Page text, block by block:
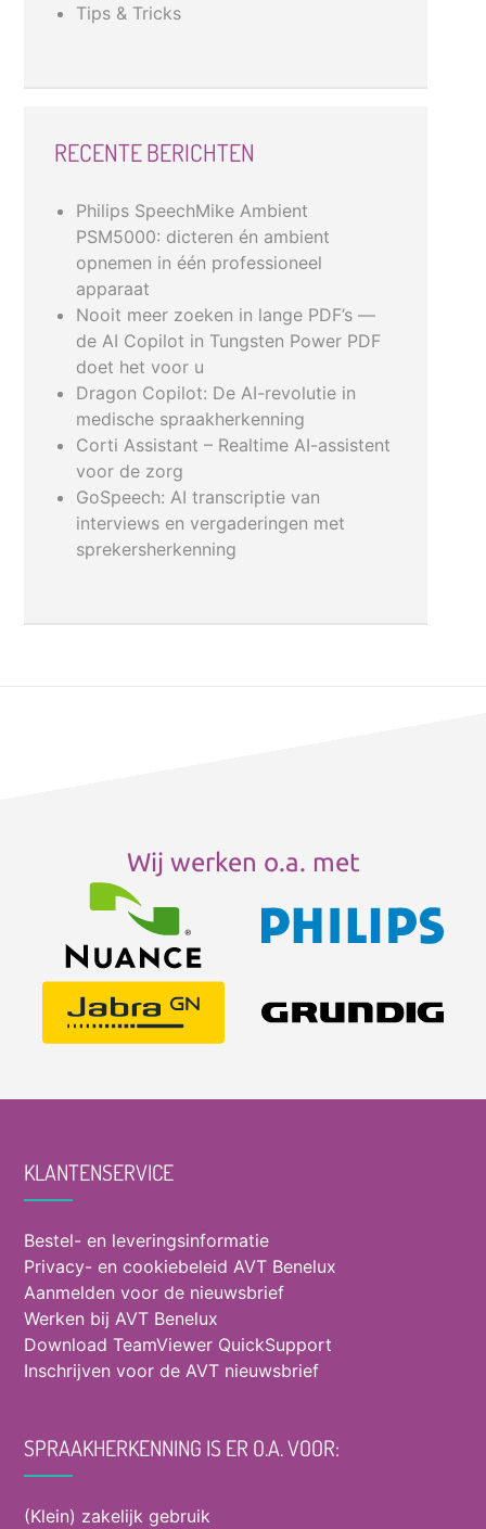
Tips & Tricks
RECENTE BERICHTEN
Philips SpeechMike Ambient
PSM5000: dicteren én ambient
opnemen in één professioneel
apparaat
Nooit meer zoeken in lange PDF’s —
de AI Copilot in Tungsten Power PDF
doet het voor u
Dragon Copilot: De AI-revolutie in
medische spraakherkenning
Corti Assistant – Realtime AI-assistent
voor de zorg
GoSpeech: AI transcriptie van
interviews en vergaderingen met
sprekersherkenning
Wij werken o.a. met
KLANTENSERVICE
Bestel- en leveringsinformatie
Privacy- en cookiebeleid AVT Benelux
Aanmelden voor de nieuwsbrief
Werken bij AVT Benelux
Download TeamViewer QuickSupport
Inschrijven voor de AVT nieuwsbrief
SPRAAKHERKENNING IS ER O.A. VOOR:
(Klein) zakelijk gebruik